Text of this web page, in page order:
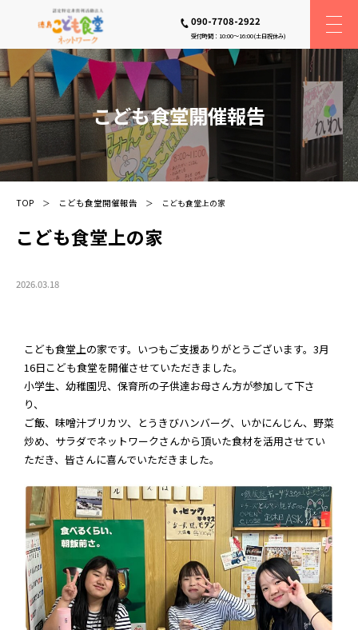
090-7708-2922
受付時間：10:00〜16:00(土日祝休み)
こども食堂開催報告
TOP こども食堂開催報告 こども食堂上の家
こども食堂上の家
2026.03.18
こども食堂上の家です。いつもご支援ありがとうございます。3月
16日こども食堂を開催させていただきました。
小学生、幼稚園児、保育所の子供達お母さん方が参加して下さ
り、
ご飯、味噌汁ブリカツ、とうきびハンバーグ、いかにんじん、野菜
炒め、サラダでネットワークさんから頂いた食材を活用させてい
ただき、皆さんに喜んでいただきました。